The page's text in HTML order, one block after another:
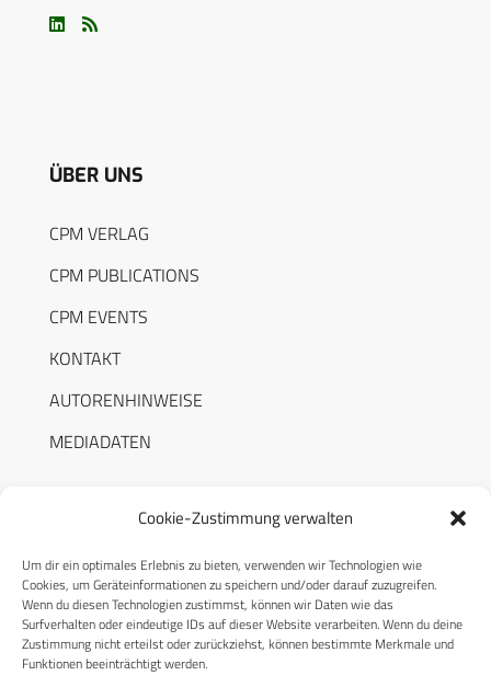
Cookie-Zustimmung verwalten
Um dir ein optimales Erlebnis zu bieten, verwenden wir Technologien wie
Cookies, um Geräteinformationen zu speichern und/oder darauf zuzugreifen.
Wenn du diesen Technologien zustimmst, können wir Daten wie das
Surfverhalten oder eindeutige IDs auf dieser Website verarbeiten. Wenn du deine
Zustimmung nicht erteilst oder zurückziehst, können bestimmte Merkmale und
Funktionen beeinträchtigt werden.
ÜBER UNS
CPM VERLAG
CPM PUBLICATIONS
CPM EVENTS
KONTAKT
AUTORENHINWEISE
MEDIADATEN
RECHTLICHES
Datenschutzerklärung
Cookie-Richtlinie (EU)